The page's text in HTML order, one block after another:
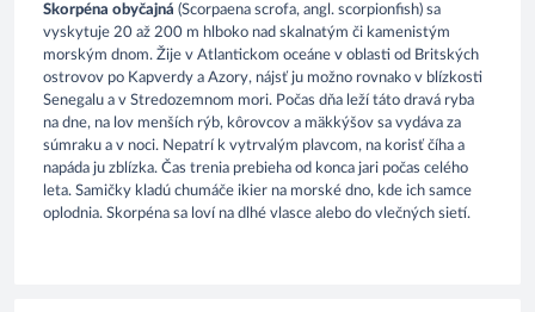
Skorpéna obyčajná (Scorpaena scrofa, angl. scorpionfish) sa
vyskytuje 20 až 200 m hlboko nad skalnatým či kamenistým
morským dnom. Žije v Atlantickom oceáne v oblasti od Britských
ostrovov po Kapverdy a Azory, nájsť ju možno rovnako v blízkosti
Senegalu a v Stredozemnom mori. Počas dňa leží táto dravá ryba
na dne, na lov menších rýb, kôrovcov a mäkkýšov sa vydáva za
súmraku a v noci. Nepatrí k vytrvalým plavcom, na korisť číha a
napáda ju zblízka. Čas trenia prebieha od konca jari počas celého
leta. Samičky kladú chumáče ikier na morské dno, kde ich samce
oplodnia. Skorpéna sa loví na dlhé vlasce alebo do vlečných sietí.